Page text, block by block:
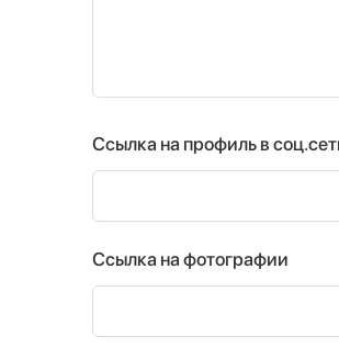
Ссылка на профиль в
Ссылка на фотографии